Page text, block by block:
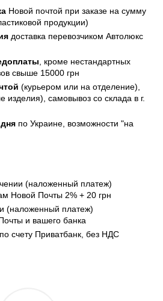
Новой почтой при заказе на сумму
продукции)
доставка перевозчиком Автолюкс
, кроме нестандартных
свыше 15000 грн
(курьером или на отделение),
изделия), самовывоз со склада в г.
по Украине, возможности "на
(наложенный платеж)
Новой Почты 2% + 20 грн
(наложенный платеж)
и вашего банка
счету Приватбанк, без НДС